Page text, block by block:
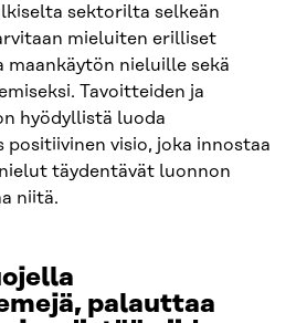
sektorilta selkeän
mieluiten erilliset
nieluille sekä
Tavoitteiden ja
hyödyllistä luoda
positiivinen visio, joka innostaa
täydentävät luonnon
niitä.
palauttaa